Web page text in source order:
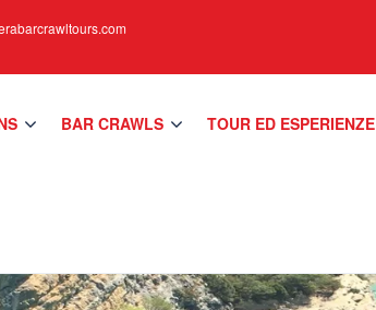
BAR CRAWLS TOUR ED ESPERIENZE